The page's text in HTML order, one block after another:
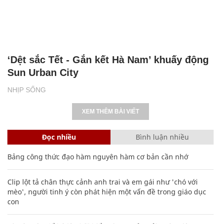
NHỊP SỐNG
‘Dệt sắc Tết - Gắn kết Hà Nam’ khuấy động
Sun Urban City
XEM THÊM BÀI VIẾT
Đọc nhiều Bình luận nhiều
Bảng công thức đạo hàm nguyên hàm cơ bản cần nhớ
Clip lột tả chân thực cảnh anh trai và em gái như 'chó với
mèo', người tinh ý còn phát hiện một vấn đề trong giáo dục
con